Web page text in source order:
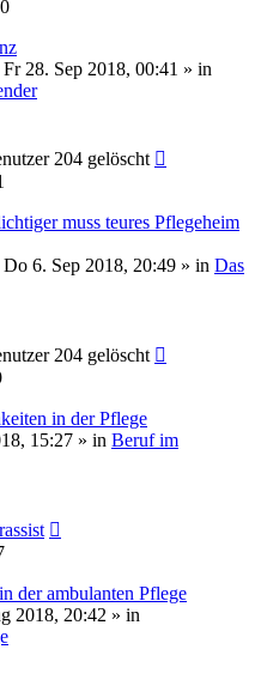
Fr 28. Sep 2018, 00:41 » in
204 gelöscht
muss teures Pflegeheim
Do 6. Sep 2018, 20:49 » in Das
204 gelöscht
in der Pflege
15:27 » in Beruf im
der ambulanten Pflege
2018, 20:42 » in